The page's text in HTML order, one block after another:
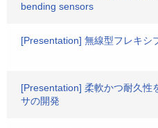
bending sensors
[Presentation] 無線型フレキシ
[Presentation] 柔軟かつ耐久性
サの開発